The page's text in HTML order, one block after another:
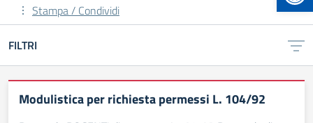
Stampa / Condividi
FILTRI
Modulistica per richiesta permessi L. 104/92